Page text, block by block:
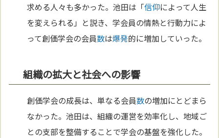
求める人々も多かった。池田は「信仰によって人生
を変えられる」と説き、学会員の情熱と行動力によ
って創価学会の会員数は爆発的に増加していった。
組織の拡大と社会への影響
創価学会の成長は、単なる会員数の増加にとどまら
なかった。池田は、組織の運営を効率化し、地域ご
との支部を整備することで学会の基盤を強化した。